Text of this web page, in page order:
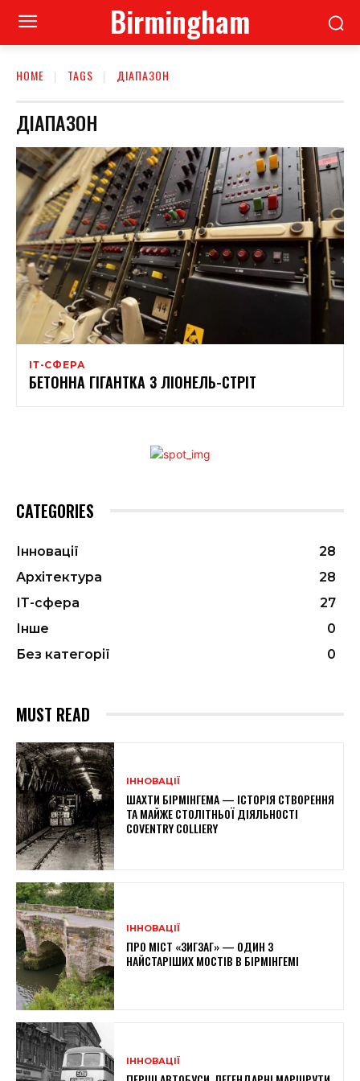
Birmingham
HOME TAGS ДІАПАЗОН
ДІАПАЗОН
ІТ-СФЕРА
БЕТОННА ГІГАНТКА З ЛІОНЕЛЬ-СТРІТ
CATEGORIES
Інновації
28
Архітектура
28
ІТ-сфера
27
Інше
0
Без категорії
0
MUST READ
ІННОВАЦІЇ
ШАХТИ БІРМІНГЕМА — ІСТОРІЯ СТВОРЕННЯ
ТА МАЙЖЕ СТОЛІТНЬОЇ ДІЯЛЬНОСТІ
COVENTRY COLLIERY
ІННОВАЦІЇ
ПРО МІСТ «ЗИГЗАГ» — ОДИН З
НАЙСТАРІШИХ МОСТІВ В БІРМІНГЕМІ
ІННОВАЦІЇ